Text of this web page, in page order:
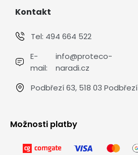
Kontakt
Tel: 494 664 522
E-
mail:
info@proteco-
naradi.cz
Podbřezí 63, 518 03 Podbřezí
Možnosti platby